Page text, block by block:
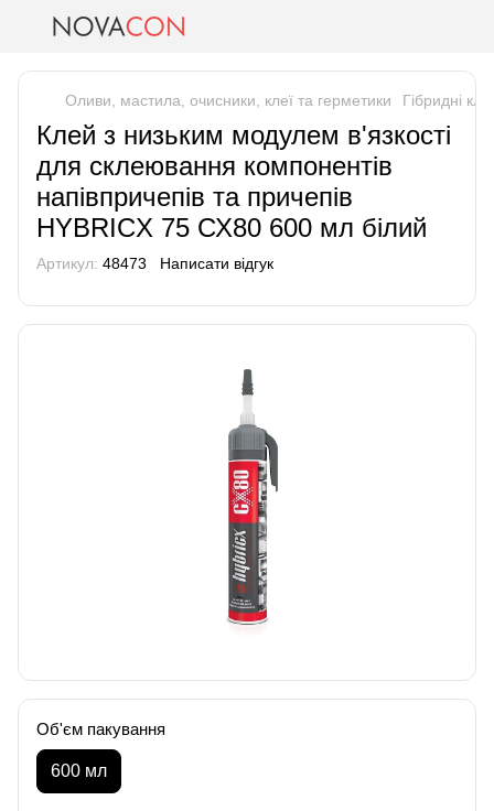
Оливи, мастила, очисники, клеї та герметики Гібридні клеї
Клей з низьким модулем в'язкості
для склеювання компонентів
напівпричепів та причепів
HYBRICX 75 СХ80 600 мл білий
Артикул: 48473 Написати відгук
Об'єм пакування
600 мл